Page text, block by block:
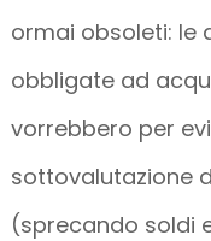
ormai obsoleti: le
obbligate ad
vorrebbero per
sottovalutazione
(sprecando soldi